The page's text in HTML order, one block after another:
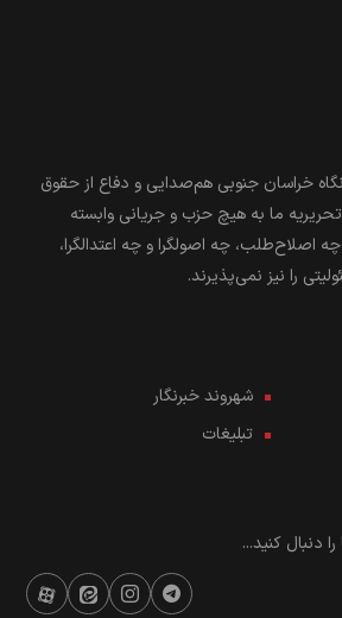
خراسان جنوبی هم‌صدایی و دفاع از حقوق
ما به هیچ حزب و جریانی وابسته
اصلاح‌طلب، چه اصولگرا و چه اعتدالگرا،
را نیز نمی‌پذیرند.
شهروند خبرنگار
تبلیغات
دنبال کنید...